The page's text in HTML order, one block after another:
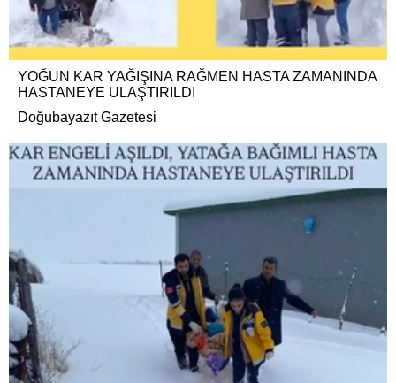
YOĞUN KAR YAĞIŞINA RAĞMEN HASTA ZAMANINDA
HASTANEYE ULAŞTIRILDI
Doğubayazıt Gazetesi